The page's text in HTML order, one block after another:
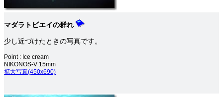
マダラトビエイの群れ
少し近づけたときの写真です。
Point : Ice cream
NIKONOS-V 15mm
拡大写真(450x690)